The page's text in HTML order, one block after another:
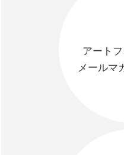
アート
メールマ